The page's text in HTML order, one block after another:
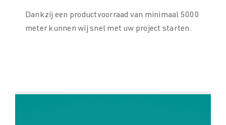
Dankzij een productvoorraad van minimaal 5000
meter kunnen wij snel met uw project starten.